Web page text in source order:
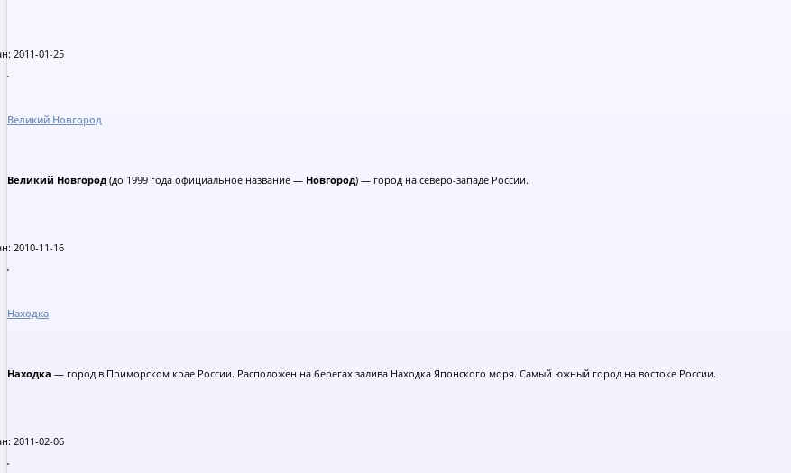
2011-01-25
Великий Новгород
Великий Новгород(до 1999 года официальное название — Новгород) — город на северо-западе России.
2010-11-16
Находка
Находка — город в Приморском крае России. Расположен на берегах залива Находка Японского моря. Самый южный город на востоке России.
2011-02-06